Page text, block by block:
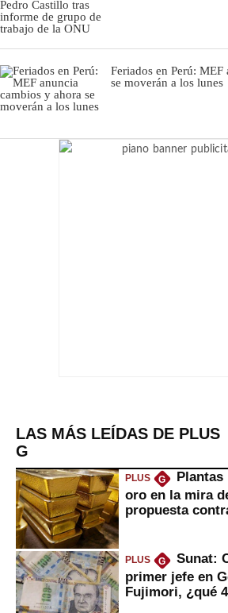
Feriados en Perú:
se moverán a los lunes
LAS MÁS LEÍDAS DE PLUS
G
PLUS G
oro en la mira
propuesta
PLUS G
Sunat:
primer jefe en
Fujimori, ¿qué